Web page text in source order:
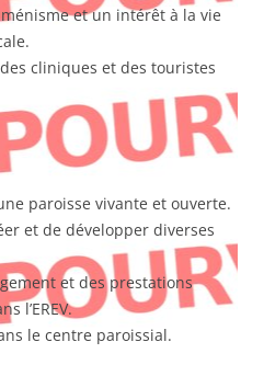
et un intérêt à la vie
cliniques et des touristes
paroisse vivante et ouverte.
et de développer diverses
et des prestations
l’EREV.
le centre paroissial.